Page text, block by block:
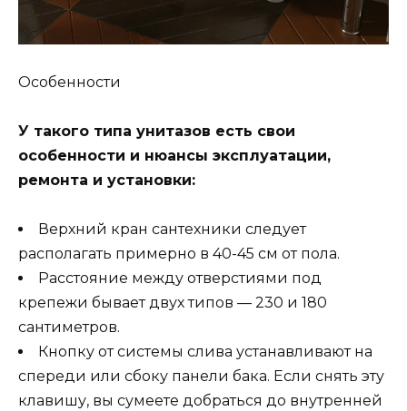
Особенности
У такого типа унитазов есть свои
особенности и нюансы эксплуатации,
ремонта и установки:
Верхний кран сантехники следует
располагать примерно в 40-45 см от пола.
Расстояние между отверстиями под
крепежи бывает двух типов — 230 и 180
сантиметров.
Кнопку от системы слива устанавливают на
спереди или сбоку панели бака. Если снять эту
клавишу, вы сумеете добраться до внутренней